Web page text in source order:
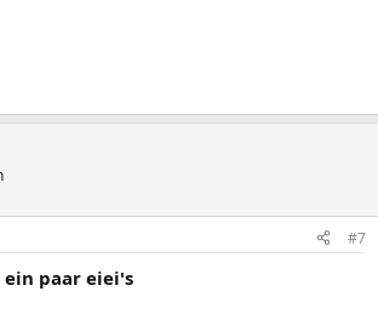
#7
ein paar eiei's